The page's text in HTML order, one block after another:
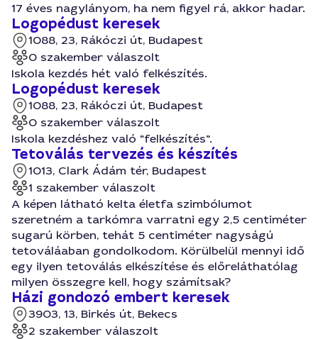
17 éves nagylányom, ha nem figyel rá, akkor hadar.
Logopédust keresek
1088, 23, Rákóczi út, Budapest
0 szakember válaszolt
Iskola kezdés hét való felkészítés.
Logopédust keresek
1088, 23, Rákóczi út, Budapest
0 szakember válaszolt
Iskola kezdéshez való “felkészítés”.
Tetoválás tervezés és készítés
1013, Clark Ádám tér, Budapest
1 szakember válaszolt
A képen látható kelta életfa szimbólumot
szeretném a tarkómra varratni egy 2,5 centiméter
sugarú körben, tehát 5 centiméter nagyságú
tetováláaban gondolkodom. Körülbelül mennyi idő
egy ilyen tetoválás elkészítése és előreláthatólag
milyen összegre kell, hogy számítsak?
Házi gondozó embert keresek
3903, 13, Birkés út, Bekecs
2 szakember válaszolt